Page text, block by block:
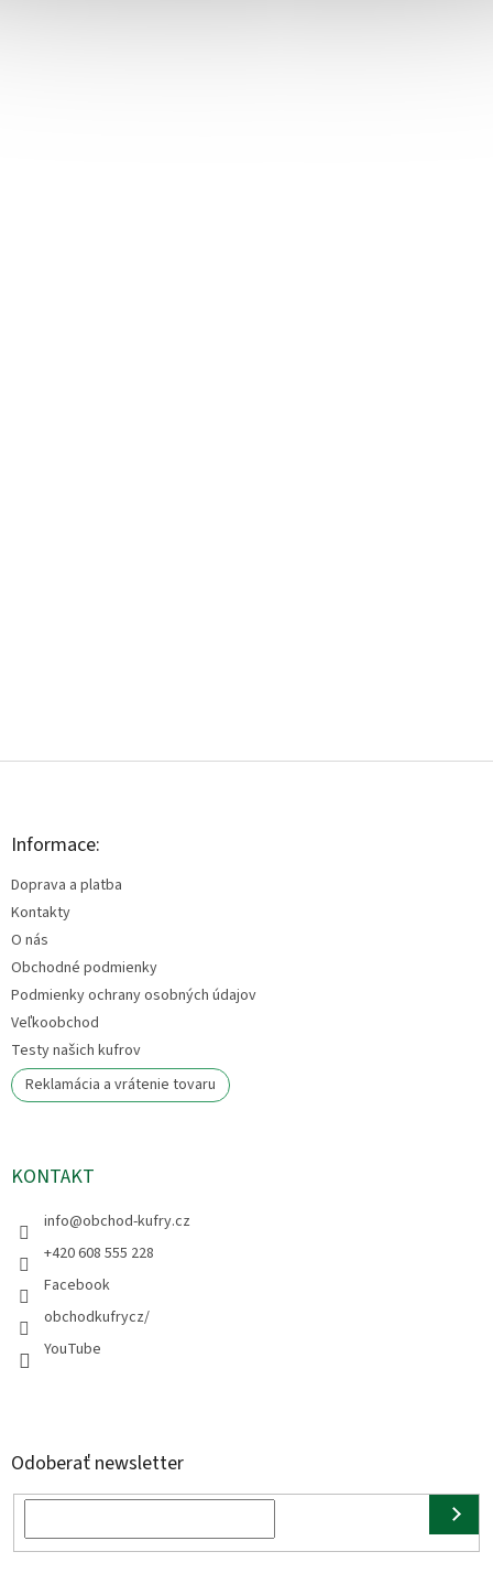
Z
Informace:
Doprava a platba
Kontakty
O nás
Obchodné podmienky
Podmienky ochrany osobných údajov
Veľkoobchod
Testy našich kufrov
Reklamácia a vrátenie tovaru
KONTAKT
info@obchod-kufry.cz
+420 608 555 228
Facebook
obchodkufrycz/
YouTube
Odoberať newsletter